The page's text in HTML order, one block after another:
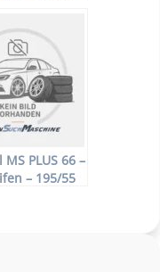
PLUS 66 –
– 195/55